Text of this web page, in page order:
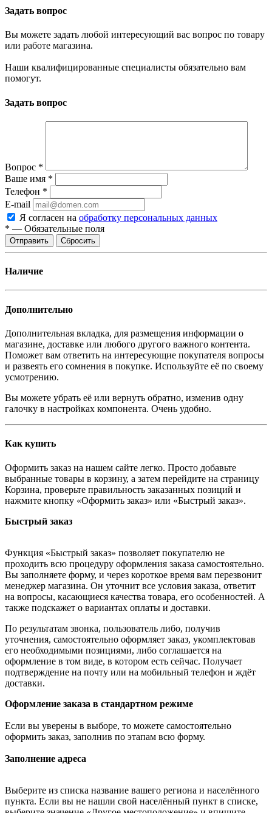
Задать вопрос
Вы можете задать любой интересующий вас вопрос по товару
или работе магазина.
Наши квалифицированные специалисты обязательно вам
помогут.
Задать вопрос
Вопрос *
Ваше имя *
Телефон *
E-mail
Я согласен на обработку персональных данных
* — Обязательные поля
Отправить Сбросить
Наличие
Дополнительно
Дополнительная вкладка, для размещения информации о
магазине, доставке или любого другого важного контента.
Поможет вам ответить на интересующие покупателя вопросы
и развеять его сомнения в покупке. Используйте её по своему
усмотрению.
Вы можете убрать её или вернуть обратно, изменив одну
галочку в настройках компонента. Очень удобно.
Как купить
Оформить заказ на нашем сайте легко. Просто добавьте
выбранные товары в корзину, а затем перейдите на страницу
Корзина, проверьте правильность заказанных позиций и
нажмите кнопку «Оформить заказ» или «Быстрый заказ».
Быстрый заказ
Функция «Быстрый заказ» позволяет покупателю не
проходить всю процедуру оформления заказа самостоятельно.
Вы заполняете форму, и через короткое время вам перезвонит
менеджер магазина. Он уточнит все условия заказа, ответит
на вопросы, касающиеся качества товара, его особенностей. А
также подскажет о вариантах оплаты и доставки.
По результатам звонка, пользователь либо, получив
уточнения, самостоятельно оформляет заказ, укомплектовав
его необходимыми позициями, либо соглашается на
оформление в том виде, в котором есть сейчас. Получает
подтверждение на почту или на мобильный телефон и ждёт
доставки.
Оформление заказа в стандартном режиме
Если вы уверены в выборе, то можете самостоятельно
оформить заказ, заполнив по этапам всю форму.
Заполнение адреса
Выберите из списка название вашего региона и населённого
пункта. Если вы не нашли свой населённый пункт в списке,